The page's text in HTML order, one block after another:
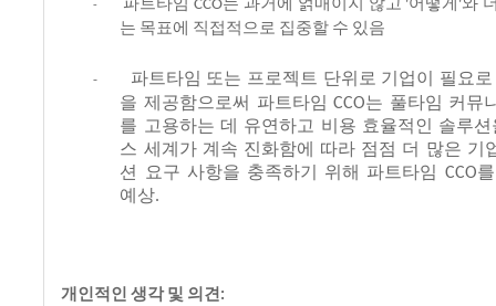
- CCO ' '
는 목표에 직접적으로 집중할 수 있음
- 파트타임 또는 프로젝트 단위로 기업이 필요로
을 제공함으로써 파트타임 CCO는 풀타임 커뮤
를 고용하는 데 유연하고 비용 효율적인 솔루션
스 세계가 계속 진화함에 따라 점점 더 많은 기
션 요구 사항을 충족하기 위해 파트타임 CCO를
예상.
개인적인 생각 및 의견 :